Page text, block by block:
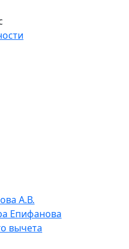
А.В.
Епифанова
вычета